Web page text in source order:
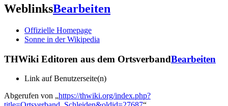
WeblinksBearbeiten
Offizielle Homepage
Sonne in der Wikipedia
THWiki Editoren aus dem OrtsverbandBearbeiten
Link auf Benutzerseite(n)
Abgerufen von „https://thwiki.org/index.php?